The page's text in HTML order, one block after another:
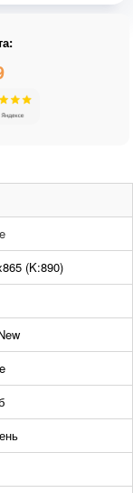
(K:890)